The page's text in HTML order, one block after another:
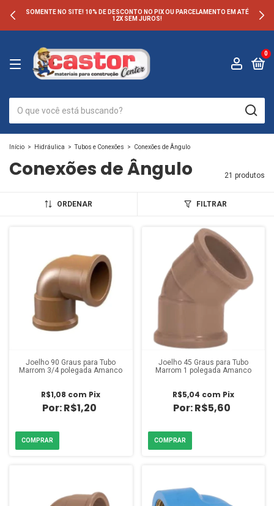
SOMENTE NO SITE! 10% DE DESCONTO NO PIX OU PARCELAMENTO EM ATÉ
12X SEM JUROS!
0
Início > Hidráulica > Tubos e Conexões > Conexões de Ângulo
Conexões de Ângulo 21 produtos
ORDENAR FILTRAR
Joelho 90 Graus para Tubo
Marrom 3/4 polegada Amanco
R$1,20
R$1,08 com Pix
Joelho 45 Graus para Tubo
Marrom 1 polegada Amanco
R$5,60
R$5,04 com Pix